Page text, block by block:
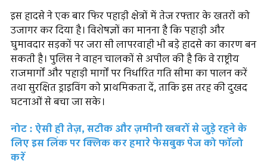
इस हादसे ने एक बार फिर पहाड़ी क्षेत्रों में तेज रफ्तार के खतरों को
उजागर कर दिया है। विशेषज्ञों का मानना है कि पहाड़ी और
घुमावदार सड़कों पर जरा सी लापरवाही भी बड़े हादसे का कारण बन
सकती है। पुलिस ने वाहन चालकों से अपील की है कि वे राष्ट्रीय
राजमार्गों और पहाड़ी मार्गों पर निर्धारित गति सीमा का पालन करें
तथा सुरक्षित ड्राइविंग को प्राथमिकता दें, ताकि इस तरह की दुखद
घटनाओं से बचा जा सके।
नोट : ऐसी ही तेज़, सटीक और ज़मीनी खबरों से जुड़े रहने के
लिए इस लिंक पर क्लिक कर हमारे फेसबुक पेज को फॉलो
करें